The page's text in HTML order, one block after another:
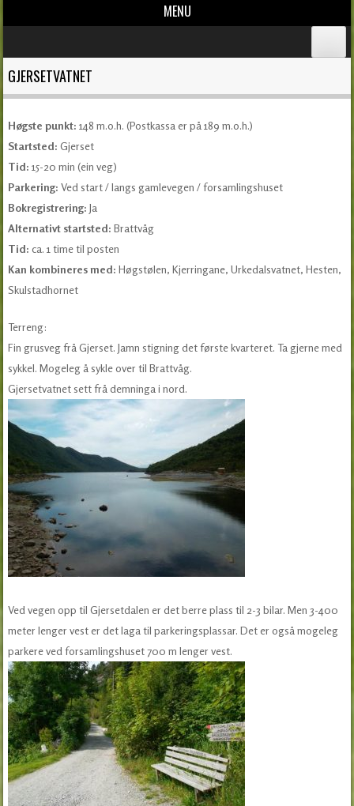
MENU
GJERSETVATNET
Høgste punkt:148 m.o.h. (Postkassa er på 189 m.o.h.)
Startsted:Gjerset
Tid:15-20 min (ein veg)
Parkering:Ved start / langs gamlevegen / forsamlingshuset
Bokregistrering:Ja
Alternativt startsted:Brattvåg
Tid: ca. 1 time til posten
Kan kombineres med:Høgstølen, Kjerringane, Urkedalsvatnet, Hesten,
Skulstadhornet
Terreng:
Fin grusveg frå Gjerset. Jamn stigning det første kvarteret. Ta gjerne med
sykkel. Mogeleg å sykle over til Brattvåg.
Gjersetvatnet sett frå demninga i nord.
Ved vegen opp til Gjersetdalen er det berre plass til 2-3 bilar. Men 3-400
meter lenger vest er det laga til parkeringsplassar. Det er også mogeleg
parkere ved forsamlingshuset 700 m lenger vest.